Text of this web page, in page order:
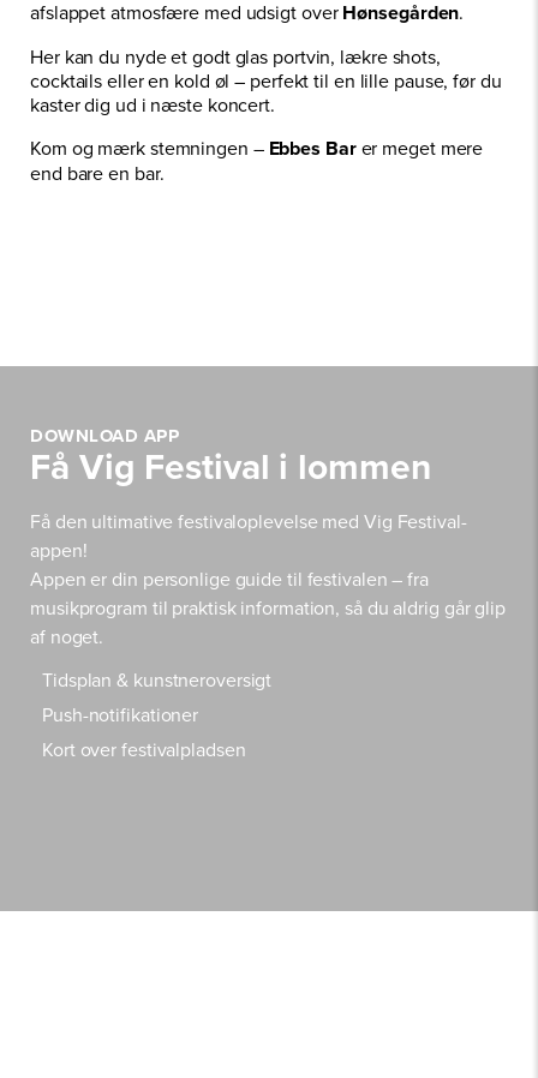
afslappet atmosfære med udsigt overHønsegården.
Her kan du nyde et godt glas portvin, lækre shots,
cocktails eller en kold øl – perfekt til en lille pause, før du
kaster dig ud i næste koncert.
Kom og mærk stemningen – Ebbes Barer meget mere
end bare en bar.
DOWNLOAD APP
Få Vig Festival i lommen
Få den ultimative festivaloplevelse med Vig Festival-
appen!
Appen er din personlige guide til festivalen – fra
musikprogram til praktisk information, så du aldrig går glip
af noget.
Tidsplan & kunstneroversigt
Push-notifikationer
Kort over festivalpladsen